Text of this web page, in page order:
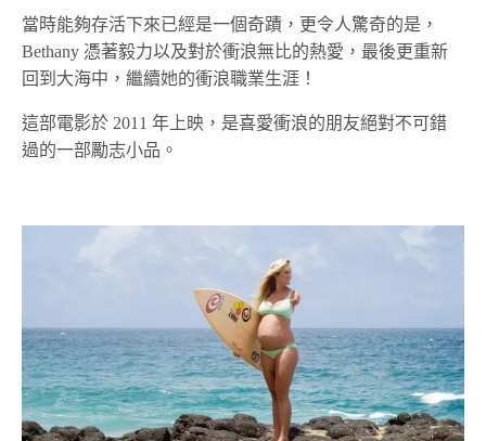
當時能夠存活下來已經是一個奇蹟，更令人驚奇的是，
Bethany 憑著毅力以及對於衝浪無比的熱愛，最後更重新
回到大海中，繼續她的衝浪職業生涯！
這部電影於 2011 年上映，是喜愛衝浪的朋友絕對不可錯
過的一部勵志小品。